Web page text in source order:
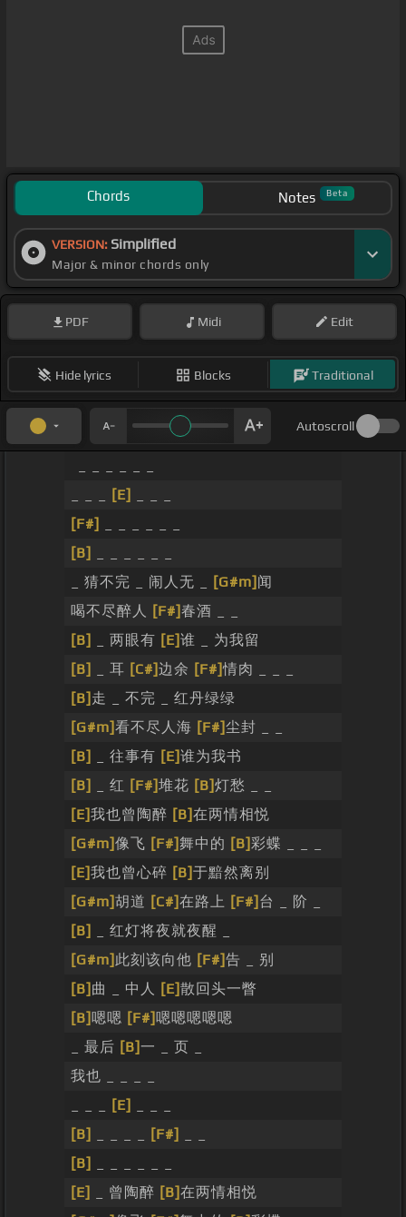
Chords Notes Beta
VERSION: Simplified
Major & minor chords only
PDF Midi Edit
Hide lyrics Blocks Traditional
Autoscroll
[E]
[F#]
[B]
_ 猜不完 _ 闹人无 _
[G#m] 闻
喝不尽醉人
[F#]春酒 _ _
[B]
_ 两眼有 [E]谁 _ 为我留
[B]
_ 耳 [C#]边余 [F#]情肉 _ _ _
[B] 走 _ 不完 _ 红丹绿绿
[G#m]看不尽人海 [F#]尘封 _ _
[B]
_ 往事有 [E]谁为我书
[B]
_ 红 [F#]堆花 [B]灯愁 _ _
[E]我也曾陶醉 [B]在两情相悦
[G#m]像飞 [F#] 舞中的 [B]彩蝶 _ _ _
[E]我也曾心碎 [B]于黯然离别
[G#m]胡道 [C#]在路上 [F#] 台 _ 阶 _
[B]
_ 红灯将夜就夜醒 _
[G#m] 此刻该向他 [F#]告 _ 别
[B] 曲 _ 中人 [E]散回头一瞥
[B]嗯嗯 [F#]嗯嗯嗯嗯嗯
_ 最后 [B]一 _ 页 _
我也 _ _ _ _
[E]
[B]
[F#]
[B]
[E]
_ 曾陶醉 [B]在两情相悦